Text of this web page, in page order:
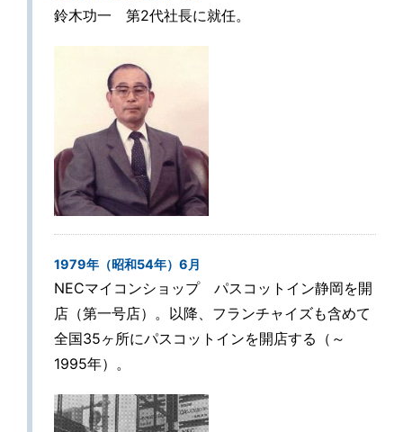
鈴木功一 第2代社長に就任。
1979年（昭和54年）6月
NECマイコンショップ パスコットイン静岡を開
店（第一号店）。以降、フランチャイズも含めて
全国35ヶ所にパスコットインを開店する（～
1995年）。